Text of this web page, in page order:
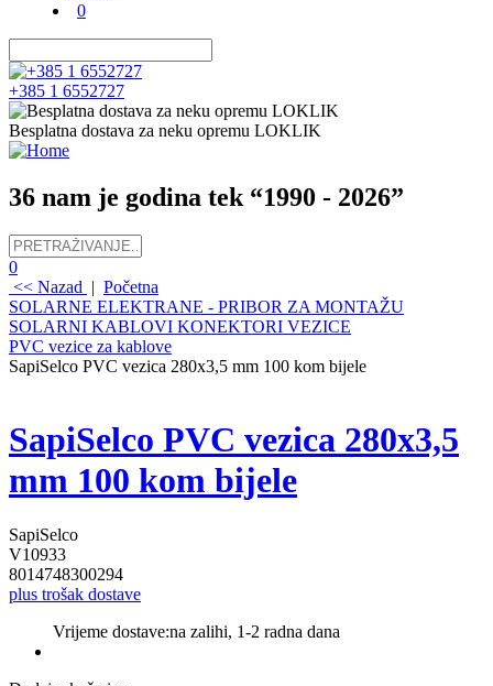
0
+385 1 6552727
Besplatna dostava za neku opremu LOKLIK
36 nam je godina tek “1990 - 2026”
0
<< Nazad | Početna
SOLARNE ELEKTRANE - PRIBOR ZA MONTAŽU
SOLARNI KABLOVI KONEKTORI VEZICE
PVC vezice za kablove
SapiSelco PVC vezica 280x3,5 mm 100 kom bijele
SapiSelco PVC vezica 280x3,5
mm 100 kom bijele
SapiSelco
V10933
8014748300294
plus trošak dostave
Vrijeme dostave:na zalihi, 1-2 radna dana